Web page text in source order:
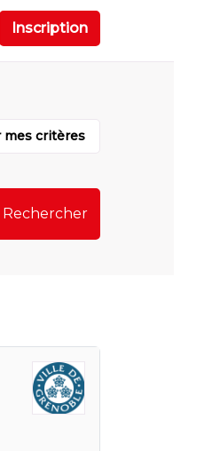
Inscription
mes critères
Rechercher